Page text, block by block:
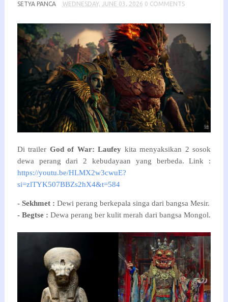
SETYA PANCA WEDNESDAY, JUNE 03, 2026 0 COMMENTS
Di trailer God of War: Laufey kita menyaksikan 2 sosok
https://youtu.be/HLMX2w3cwuE?
si=zlTYK507BBZs2hX4&t=584
- Sekhmet : Dewi perang berkepala singa dari bangsa Mesir.
- Begtse : Dewa perang ber kulit merah dari bangsa Mongol.